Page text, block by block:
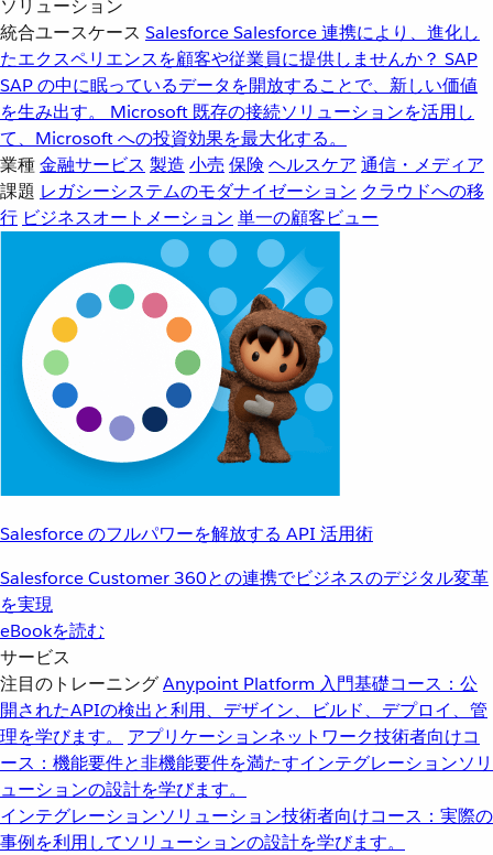
ソリューション
統合ユースケース SalesforceSalesforce 連携により、進化し
たエクスペリエンスを顧客や従業員に提供しませんか？ SAP
SAP の中に眠っているデータを開放することで、新しい価値
を生み出す。
Microsoft 既存の接続ソリューションを活用し
て、Microsoft への投資効果を最大化する。
業種金融サービス 製造 小売 保険 ヘルスケア 通信・メディア
課題 レガシーシステムのモダナイゼーション クラウドへの移
行 ビジネスオートメーション 単一の顧客ビュー
Salesforce のフルパワーを解放する API 活用術
Salesforce Customer 360との連携でビジネスのデジタル変革
を実現
eBookを読む
サービス
注目のトレーニングAnypoint Platform 入門基礎コース：公
開されたAPIの検出と利用、デザイン、ビルド、デプロイ、管
理を学びます。
アプリケーションネットワーク技術者向けコ
ース：機能要件と非機能要件を満たすインテグレーションソリ
ューションの設計を学びます。
インテグレーションソリューション技術者向けコース：実際の
事例を利用してソリューションの設計を学びます。